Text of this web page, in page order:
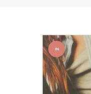
IN
OFFER
TA!